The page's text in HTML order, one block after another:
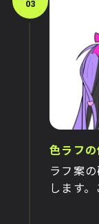
03
色ラフ
ラフ案
します